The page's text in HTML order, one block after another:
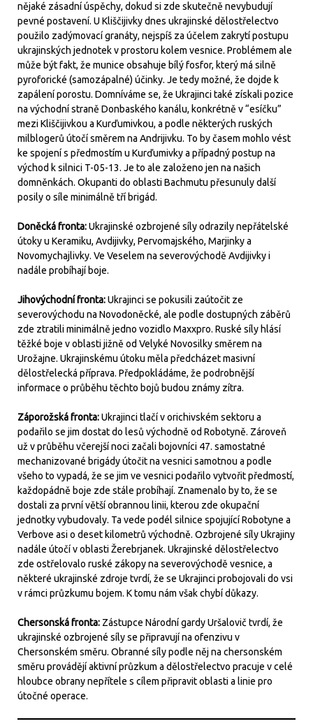
nějaké zásadní úspěchy, dokud si zde skutečně nevybudují
pevné postavení. U Kliščijivky dnes ukrajinské dělostřelectvo
použilo zadýmovací granáty, nejspíš za účelem zakrytí postupu
ukrajinských jednotek v prostoru kolem vesnice. Problémem ale
může být fakt, že munice obsahuje bílý fosfor, který má silně
pyroforické (samozápalné) účinky. Je tedy možné, že dojde k
zapálení porostu. Domníváme se, že Ukrajinci také získali pozice
na východní straně Donbaského kanálu, konkrétně v “esíčku”
mezi Kliščijivkou a Kurďumivkou, a podle některých ruských
milblogerů útočí směrem na Andrijivku. To by časem mohlo vést
ke spojení s předmostím u Kurďumivky a případný postup na
východ k silnici T-05-13. Je to ale založeno jen na našich
domněnkách. Okupanti do oblasti Bachmutu přesunuly další
posily o síle minimálně tří brigád.
Doněcká fronta:Ukrajinské ozbrojené síly odrazily nepřátelské
útoky u Keramiku, Avdijivky, Pervomajského, Marjinky a
Novomychajlivky. Ve Veselem na severovýchodě Avdijivky i
nadále probíhají boje.
Jihovýchodní fronta:Ukrajinci se pokusili zaútočit ze
severovýchodu na Novodoněcké, ale podle dostupných záběrů
zde ztratili minimálně jedno vozidlo Maxxpro. Ruské síly hlásí
těžké boje v oblasti jižně od Velyké Novosilky směrem na
Urožajne. Ukrajinskému útoku měla předcházet masivní
dělostřelecká příprava. Předpokládáme, že podrobnější
informace o průběhu těchto bojů budou známy zítra.
Záporožská fronta:Ukrajinci tlačí v orichivském sektoru a
podařilo se jim dostat do lesů východně od Robotyně. Zároveň
už v průběhu včerejší noci začali bojovníci 47. samostatné
mechanizované brigády útočit na vesnici samotnou a podle
všeho to vypadá, že se jim ve vesnici podařilo vytvořit předmostí,
každopádně boje zde stále probíhají. Znamenalo by to, že se
dostali za první větší obrannou linii, kterou zde okupační
jednotky vybudovaly. Ta vede podél silnice spojující Robotyne a
Verbove asi o deset kilometrů východně. Ozbrojené síly Ukrajiny
nadále útočí v oblasti Žerebrjanek. Ukrajinské dělostřelectvo
zde ostřelovalo ruské zákopy na severovýchodě vesnice, a
některé ukrajinské zdroje tvrdí, že se Ukrajinci probojovali do vsi
v rámci průzkumu bojem. K tomu nám však chybí důkazy.
Chersonská fronta: Zástupce Národní gardy Uršalovič tvrdí, že
ukrajinské ozbrojené síly se připravují na ofenzivu v
Chersonském směru. Obranné síly podle něj na chersonském
směru provádějí aktivní průzkum a dělostřelectvo pracuje v celé
hloubce obrany nepřítele s cílem připravit oblasti a linie pro
útočné operace.